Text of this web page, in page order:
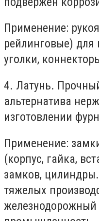
Применение:
рейлинговые) для
уголки,
4. Латунь.
альтернатива
изготовлении
Применение:
(корпус, гайка,
замков,
тяжелых
железнодорожный